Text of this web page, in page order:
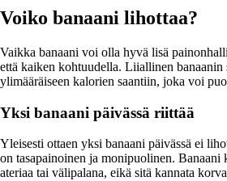
Voiko banaani lihottaa?
Vaikka banaani voi olla hyvä lisä
että kaiken kohtuudella. Liiallinen banaanin
ylimääräiseen kalorien saantiin, joka voi
Yksi banaani päivässä riittää
Yleisesti ottaen yksi banaani päivässä ei
on tasapainoinen ja monipuolinen. Banaani
ateriaa tai välipalana, eikä sitä kannata